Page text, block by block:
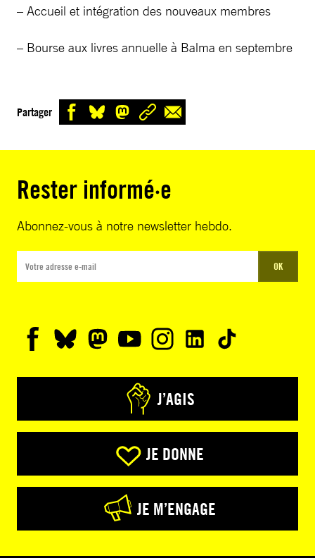
– Accueil et intégration des nouveaux membres
– Bourse aux livres annuelle à Balma en septembre
Partager
Rester informé·e
Abonnez-vous à notre newsletter hebdo.
OK
J’AGIS
JE DONNE
JE M’ENGAGE